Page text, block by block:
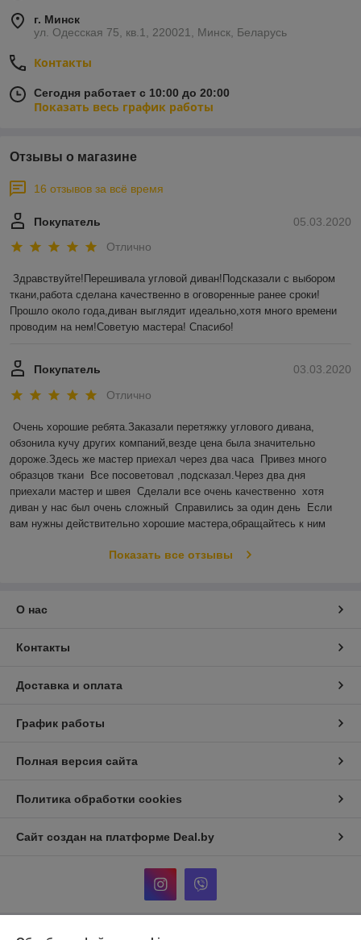
г. Минск
ул. Одесская 75, кв.1, 220021, Минск, Беларусь
Контакты
Сегодня работает с 10:00 до 20:00
Показать весь график работы
Отзывы о магазине
16 отзывов за всё время
05.03.2020
Покупатель
Отлично
Здравствуйте!Перешивала угловой диван!Подсказали с выбором
ткани,работа сделана качественно в оговоренные ранее сроки!
Прошло около года,диван выглядит идеально,хотя много времени
проводим на нем!Советую мастера! Спасибо!
03.03.2020
Покупатель
Отлично
Очень хорошие ребята.Заказали перетяжку углового дивана,
обзонила кучу других компаний,везде цена была значительно
дороже.Здесь же мастер приехал через два часа  Привез много
образцов ткани  Все посоветовал ,подсказал.Через два дня
приехали мастер и швея  Сделали все очень качественно  хотя
диван у нас был очень сложный  Справились за один день  Если
вам нужны действительно хорошие мастера,обращайтесь к ним
Показать все отзывы
О нас
Контакты
Доставка и оплата
График работы
Полная версия сайта
Политика обработки cookies
Сайт создан на платформе Deal.by